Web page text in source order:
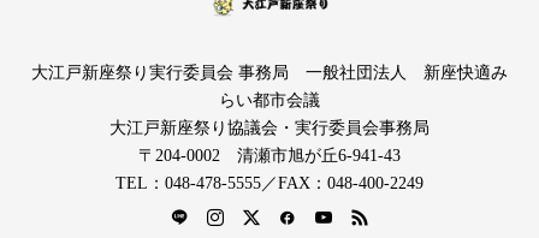
大江戸新座祭り実行委員会 事務局 一般社団法人 新座快適み
らい都市会議
大江戸新座祭り協議会・実行委員会事務局
〒204-0002 清瀬市旭が丘6-941-43
TEL：048-478-5555／FAX：048-400-2249